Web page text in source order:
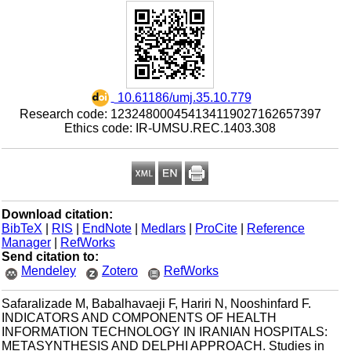
‎ 10.61186/umj.35.10.779
Research code: 123248000454134119027162657397
Ethics code: IR-UMSU.REC.1403.308
Download citation:
BibTeX
| RIS |EndNote |Medlars |ProCite |Reference
Manager
|RefWorks
Send citation to:
Mendeley
Zotero RefWorks
Safaralizade M, Babalhavaeji F, Hariri N, Nooshinfard F.
INDICATORS AND COMPONENTS OF HEALTH
INFORMATION TECHNOLOGY IN IRANIAN HOSPITALS:
METASYNTHESIS AND DELPHI APPROACH. Studies in